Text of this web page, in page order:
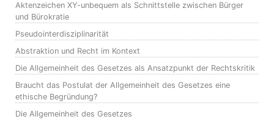
Aktenzeichen XY-unbequem als Schnittstelle zwischen Bürger
und Bürokratie
Pseudointerdisziplinarität
Abstraktion und Recht im Kontext
Die Allgemeinheit des Gesetzes als Ansatzpunkt der Rechtskritik
Braucht das Postulat der Allgemeinheit des Gesetzes eine
ethische Begründung?
Die Allgemeinheit des Gesetzes